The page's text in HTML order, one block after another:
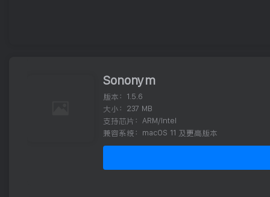
Sononym
版本：1.5.6
大小：237 MB
支持芯片：ARM/Intel
兼容系统：macOS 11 及更高版本